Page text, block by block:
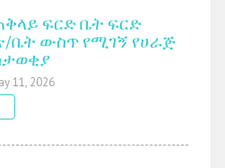
ፍርድ ቤት ፍርድ
ቤት ውስጥ የሚገኝ የሀራጅ
11, 2026